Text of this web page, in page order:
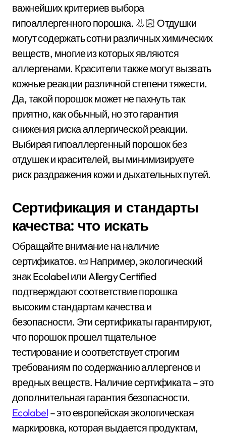
важнейших критериев выбора
гипоаллергенного порошка. 👃🏻 Отдушки
могут содержать сотни различных химических
веществ, многие из которых являются
аллергенами. Красители также могут вызвать
кожные реакции различной степени тяжести.
Да, такой порошок может не пахнуть так
приятно, как обычный, но это гарантия
снижения риска аллергической реакции.
Выбирая гипоаллергенный порошок без
отдушек и красителей, вы минимизируете
риск раздражения кожи и дыхательных путей.
Сертификация и стандарты
качества: что искать
Обращайте внимание на наличие
сертификатов. 📜 Например, экологический
знак Ecolabel или Allergy Certified
подтверждают соответствие порошка
высоким стандартам качества и
безопасности. Эти сертификаты гарантируют,
что порошок прошел тщательное
тестирование и соответствует строгим
требованиям по содержанию аллергенов и
вредных веществ. Наличие сертификата – это
дополнительная гарантия безопасности.
Ecolabel– это европейская экологическая
маркировка, которая выдается продуктам,